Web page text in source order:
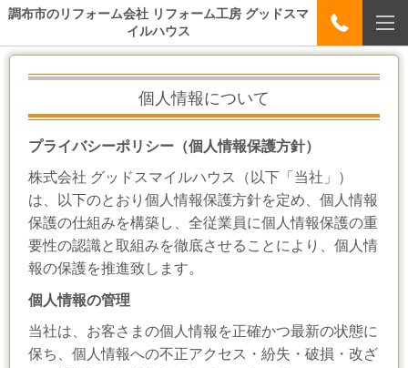
調布市のリフォーム会社 リフォーム工房 グッドスマ
イルハウス
個人情報について
プライバシーポリシー（個人情報保護方針）
株式会社 グッドスマイルハウス（以下「当社」）
は、以下のとおり個人情報保護方針を定め、個人情報
保護の仕組みを構築し、全従業員に個人情報保護の重
要性の認識と取組みを徹底させることにより、個人情
報の保護を推進致します。
個人情報の管理
当社は、お客さまの個人情報を正確かつ最新の状態に
保ち、個人情報への不正アクセス・紛失・破損・改ざ